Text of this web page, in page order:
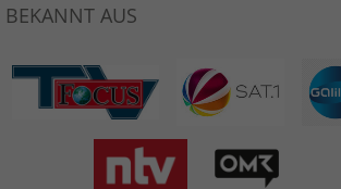
BEKANNT AUS